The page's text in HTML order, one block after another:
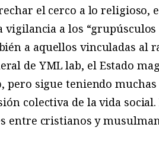
el cerco a lo religioso,
a los
a aquellos vinculadas al
de YML lab, el Estado
pero sigue teniendo
colectiva de la vida
entre cristianos y